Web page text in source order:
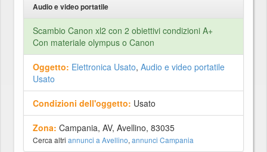
Audio e video portatile
Scambio Canon xl2 con 2 obiettivi condizioni A+
Con materiale olympus o Canon
Oggetto: Elettronica Usato, Audio e video portatile
Usato
Condizioni dell'oggetto: Usato
Zona: Campania, AV, Avellino, 83035
Cerca altri annunci a Avellino, annunci Campania